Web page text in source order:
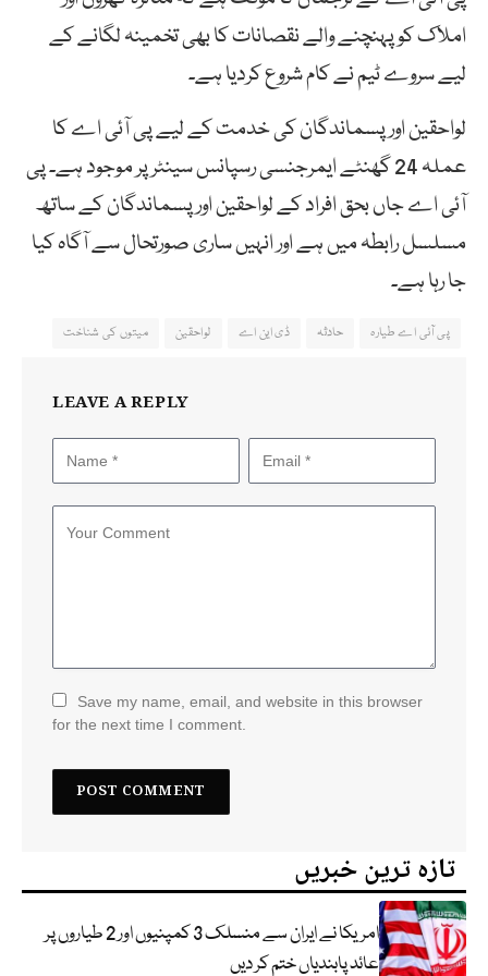
املاک کو پہنچنے والے نقصانات کا بھی تخمینہ لگانے کے
لیے سروے ٹیم نے کام شروع کردیا ہے۔
لواحقین اور پسماندگان کی خدمت کے لیے پی آئی اے کا
عملہ 24 گھنٹے ایمرجنسی رسپانس سینٹر پر موجود ہے۔ پی
آئی اے جاں بحق افراد کے لواحقین اور پسماندگان کے ساتھ
مسلسل رابطہ میں ہے اور انہیں ساری صورتحال سے آگاہ کیا
جا رہا ہے۔
پی آئی اے طیارہ حادثہ ڈی این اے لواحقین میتوں کی شناخت
LEAVE A REPLY
Save my name, email, and website in this browser
for the next time I comment.
تازہ ترین خبریں
امریکا نے ایران سے منسلک 3 کمپنیوں اور 2 طیاروں پر
عائد پابندیاں ختم کر دیں